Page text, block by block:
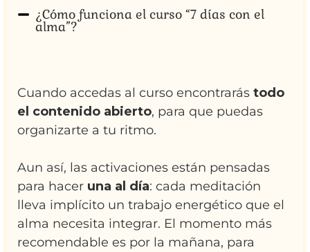
¿Cómo funciona el curso “7 días con el
alma”?
Cuando accedas al curso encontrarás todo
el contenido abierto, para que puedas
organizarte a tu ritmo.
Aun así, las activaciones están pensadas
para hacer una al día: cada meditación
lleva implícito un trabajo energético que el
alma necesita integrar. El momento más
recomendable es por la mañana, para